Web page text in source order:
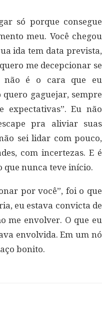
só porque consegue
meu. Você chegou
ida tem data prevista,
me decepcionar se
é o cara que eu
quero gaguejar, sempre
expectativas”. Eu não
pra aliviar suas
sei lidar com pouco,
com incertezas. E é
que nunca teve início.
por você”, foi o que
eu estava convicta de
me envolver. O que eu
envolvida. Em um nó
bonito.